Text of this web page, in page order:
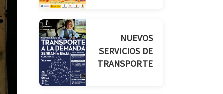
NUEVOS
SERVICIOS DE
TRANSPORTE